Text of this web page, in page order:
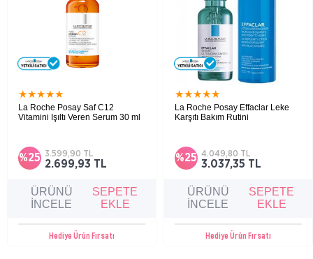
sadece sorunlu bölgeye yayarak uygulayınız.
water,isohexadecan,niacinamide,c12-15 alkyl benzoate,ppg-15
trilyceride,gliserin,cetearyl alcohol,potassium azeloyl
diglycinate,alpha arbutin,vinyl dimethicone,potassium cetyl
phosphate,ammonium
acryloydimethyltaurate,allantoin,phenoxyethanol caprylyl
Ürün Formu
★★★★★
La Roche Posay Saf C12
Vitamini Işıltı Veren Serum 30 ml
%25
2.699,93 TL
3.599,90 TL
Hediye Ürün Fırsatı
ÜRÜNÜ
İNCELE
SEPETE
EKLE
★★★★★
La Roche Posay Effaclar Leke
Karşıtı Bakım Rutini
rutini.
%25
3.037,35 TL
4.049,80 TL
Hediye Ürün Fırsatı
ÜRÜNÜ
İNCELE
SEPETE
EKLE